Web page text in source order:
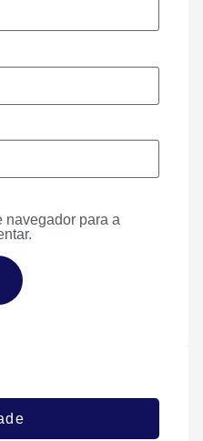
navegador para a